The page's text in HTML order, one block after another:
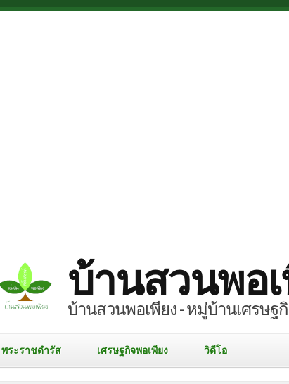
บ้านสวนพอ
บ้านสวนพอเพียง - หมู่บ้านเศรษฐ
พระราชดำรัส เศรษฐกิจพอเพียง วิดีโอ